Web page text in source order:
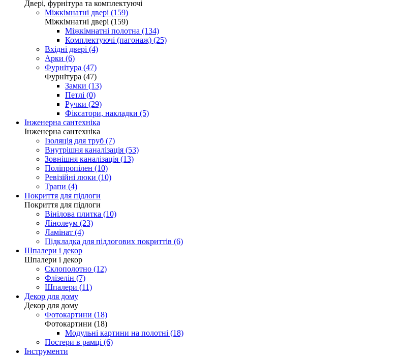
Двері, фурнітура та комплектуючі
Міжкімнатні двері (159)
Міжкімнатні двері (159)
Міжкімнатні полотна (134)
Комплектуючі (пагонаж) (25)
Вхідні двері (4)
Арки (6)
Фурнітура (47)
Фурнітура (47)
Замки (13)
Петлі (0)
Ручки (29)
Фіксатори, накладки (5)
Інженерна сантехніка
Інженерна сантехніка
Ізоляція для труб (7)
Внутрішня каналізація (53)
Зовнішня каналізація (13)
Поліпропілен (10)
Ревізійні люки (10)
Трапи (4)
Покриття для підлоги
Покриття для підлоги
Вінілова плитка (10)
Лінолеум (23)
Ламінат (4)
Підкладка для підлогових покриттів (6)
Шпалери і декор
Шпалери і декор
Склополотно (12)
Флізелін (7)
Шпалери (11)
Декор для дому
Декор для дому
Фотокартини (18)
Фотокартини (18)
Модульні картини на полотні (18)
Постери в рамці (6)
Інструменти